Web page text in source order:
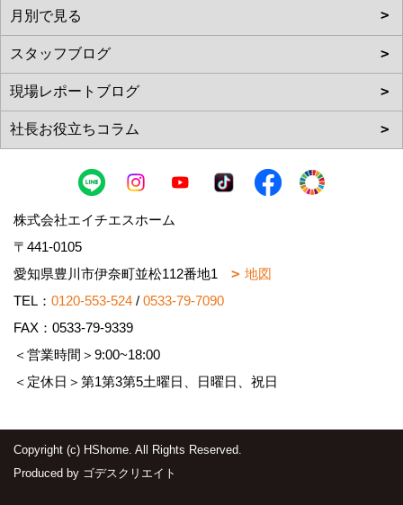
株式会社エイチエスホーム
〒441-0105
愛知県豊川市伊奈町並松112番地1
地図
TEL： 0120-553-524 / 0533-79-7090
FAX：0533-79-9339
＜営業時間＞9:00~18:00
＜定休日＞第1第3第5土曜日、日曜日、祝日
Copyright (c) HShome. All Rights Reserved.
Produced by ゴデスクリエイト